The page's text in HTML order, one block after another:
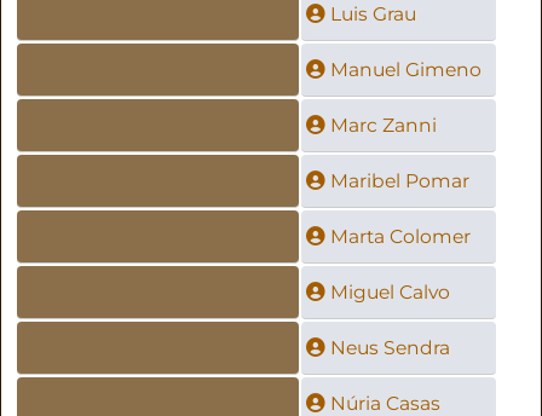
Luis Grau
Manuel Gimeno
Marc Zanni
Maribel Pomar
Marta Colomer
Miguel Calvo
Neus Sendra
Núria Casas